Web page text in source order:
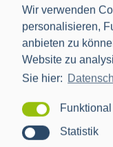
Wir verwenden
personalisieren,
anbieten zu
Website zu
Sie hier:
Funktional
Statistik
NEWS
Projektabschluss
Flexibilität für den
das Nessum 1T-